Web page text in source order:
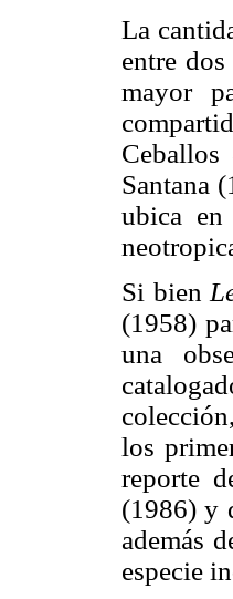
La
entre
mayor
Santana
ubica
Si bien
(1958)
una
los
reporte
(1986) y
además
especie